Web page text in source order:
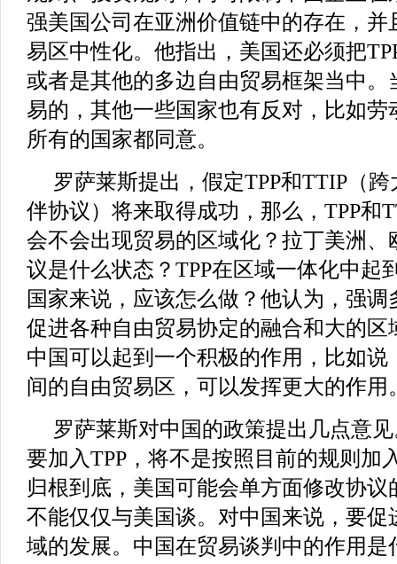
强美国公司在亚洲价值链中的存在，并
易区中性化。他指出，美国还必须把
或者是其他的多边自由贸易框架当中。
易的，其他一些国家也有反对，比如劳
所有的国家都同意。
罗萨莱斯提出，假定TPP和TTIP（
伴协议）将来取得成功，那么，TPP和
会不会出现贸易的区域化？拉丁美洲、
议是什么状态？TPP在区域一体化中起
国家来说，应该怎么做？他认为，强
促进各种自由贸易协定的融合和大的区
中国可以起到一个积极的作用，比如
间的自由贸易区，可以发挥更大的作用
罗萨莱斯对中国的政策提出几点意
要加入TPP，将不是按照目前的规则加
归根到底，美国可能会单方面修改协
不能仅仅与美国谈。对中国来说，要促
域的发展。中国在贸易谈判中的作用是